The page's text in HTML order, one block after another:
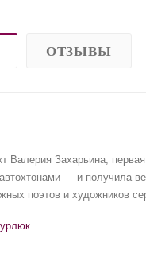
ОТЗЫВЫ
Валерия Захарьина,
— и получила
поэтов и художников